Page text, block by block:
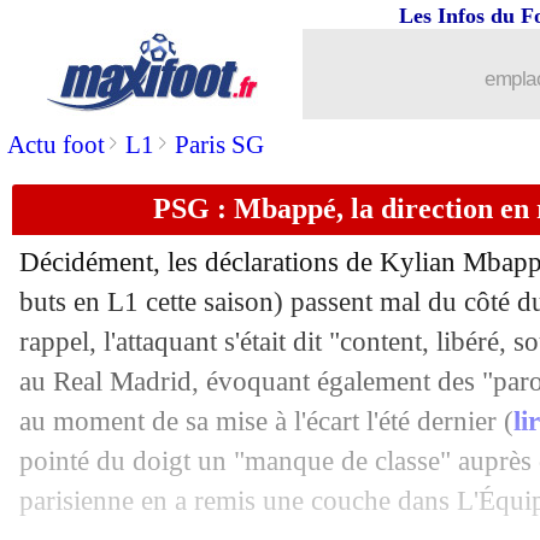
Actu foot> L1 > Paris SG
Les Infos du
PSG : Mbappé, la direction en
Décidément, les déclarations de Kylian
buts en L1 cette saison) passent mal du côté
rappel, l'attaquant s'était dit "content, libéré,
au Real Madrid, évoquant également des
au moment de sa mise à l'écart l'été dernier (
pointé du doigt un "manque de classe"
parisienne en a remis une couche dans
Bayern
05/06 Pays-Bas
05/06 Naples: Conte justifie son choix
05/06 Man City : Haaland peu bavard sur
05/06 OM : un jeune défenseur arrive
05/06 EdF: Kanté, les doutes de Lizarazu
05/06 Real: Mbappé, l'avis de Falcao
05/06 Chelsea : Milan s'intéresse aussi à